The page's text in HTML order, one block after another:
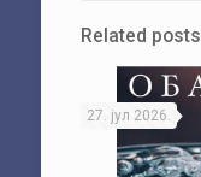
Related posts
27. јул 2026.